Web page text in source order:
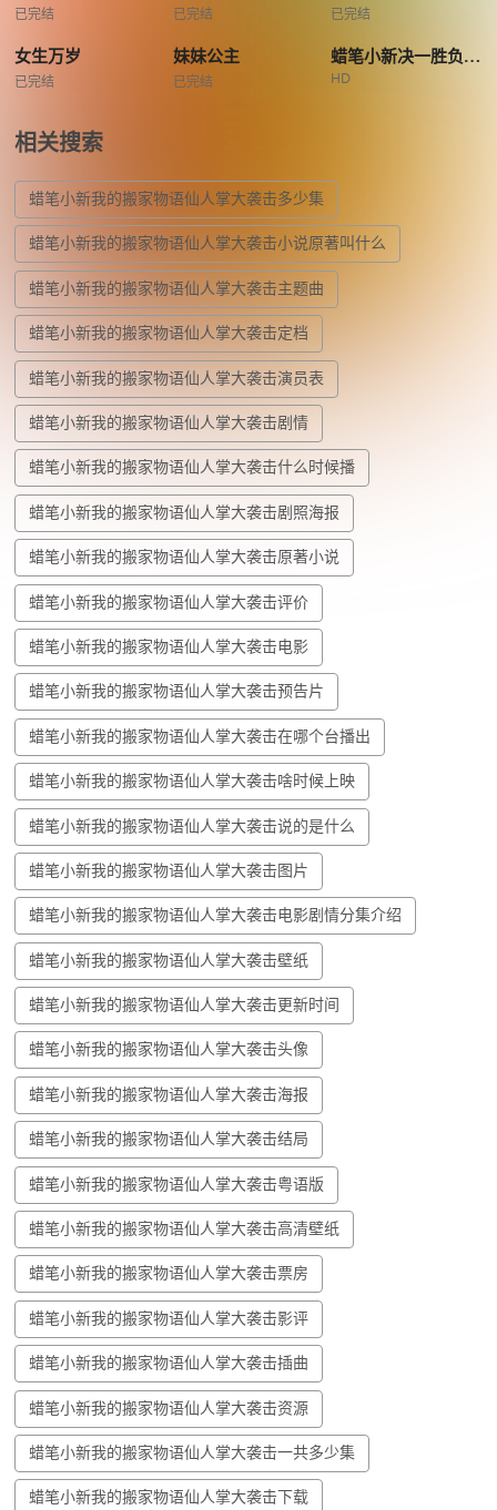
已完结 已完结 已完结
女生万岁
已完结
妹妹公主
已完结
蜡笔小新决一胜负逆袭的机器人爸爸
HD
相关搜索
蜡笔小新我的搬家物语仙人掌大袭击多少集
蜡笔小新我的搬家物语仙人掌大袭击小说原著叫什么
蜡笔小新我的搬家物语仙人掌大袭击主题曲
蜡笔小新我的搬家物语仙人掌大袭击定档
蜡笔小新我的搬家物语仙人掌大袭击演员表
蜡笔小新我的搬家物语仙人掌大袭击剧情
蜡笔小新我的搬家物语仙人掌大袭击什么时候播
蜡笔小新我的搬家物语仙人掌大袭击剧照海报
蜡笔小新我的搬家物语仙人掌大袭击原著小说
蜡笔小新我的搬家物语仙人掌大袭击评价
蜡笔小新我的搬家物语仙人掌大袭击电影
蜡笔小新我的搬家物语仙人掌大袭击预告片
蜡笔小新我的搬家物语仙人掌大袭击在哪个台播出
蜡笔小新我的搬家物语仙人掌大袭击啥时候上映
蜡笔小新我的搬家物语仙人掌大袭击说的是什么
蜡笔小新我的搬家物语仙人掌大袭击图片
蜡笔小新我的搬家物语仙人掌大袭击电影剧情分集介绍
蜡笔小新我的搬家物语仙人掌大袭击壁纸
蜡笔小新我的搬家物语仙人掌大袭击更新时间
蜡笔小新我的搬家物语仙人掌大袭击头像
蜡笔小新我的搬家物语仙人掌大袭击海报
蜡笔小新我的搬家物语仙人掌大袭击结局
蜡笔小新我的搬家物语仙人掌大袭击粤语版
蜡笔小新我的搬家物语仙人掌大袭击高清壁纸
蜡笔小新我的搬家物语仙人掌大袭击票房
蜡笔小新我的搬家物语仙人掌大袭击影评
蜡笔小新我的搬家物语仙人掌大袭击插曲
蜡笔小新我的搬家物语仙人掌大袭击资源
蜡笔小新我的搬家物语仙人掌大袭击一共多少集
蜡笔小新我的搬家物语仙人掌大袭击下载